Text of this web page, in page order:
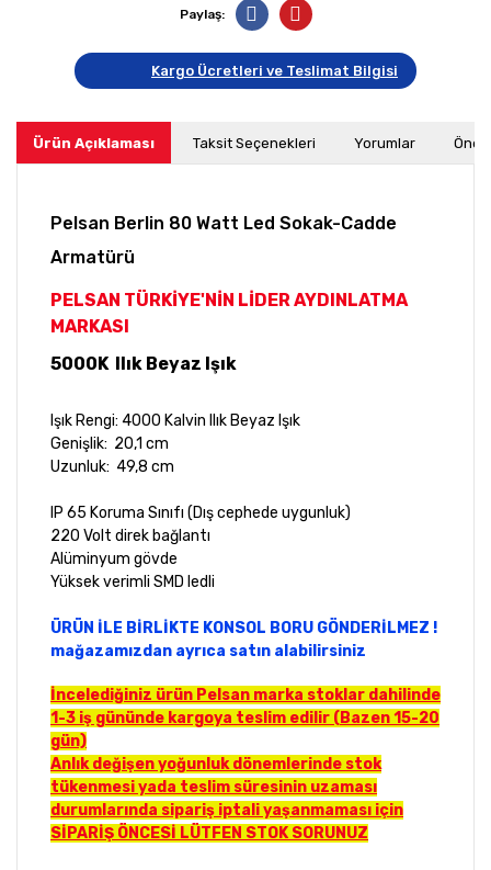
Paylaş:
Kargo Ücretleri ve Teslimat Bilgisi
Ürün Açıklaması Taksit Seçenekleri Yorumlar
Pelsan Berlin 80 Watt Led Sokak-Cadde
Armatürü
PELSAN TÜRKİYE'NİN LİDER AYDINLATMA
MARKASI
5000K Ilık Beyaz Işık
Işık Rengi: 4000 Kalvin Ilık Beyaz Işık
Genişlik: 20,1 cm
Uzunluk: 49,8 cm
IP 65 Koruma Sınıfı (Dış cephede uygunluk)
220 Volt direk bağlantı
Alüminyum gövde
Yüksek verimli SMD ledli
ÜRÜN İLE BİRLİKTE KONSOL BORU GÖNDERİLMEZ !
mağazamızdan ayrıca satın alabilirsiniz
İncelediğiniz ürün Pelsan marka stoklar dahilinde
1-3 iş gününde kargoya teslim edilir (Bazen 15-20
gün)
Anlık değişen yoğunluk dönemlerinde stok
tükenmesi yada teslim süresinin uzaması
durumlarında sipariş iptali yaşanmaması için
SİPARİŞ ÖNCESİ LÜTFEN STOK SORUNUZ